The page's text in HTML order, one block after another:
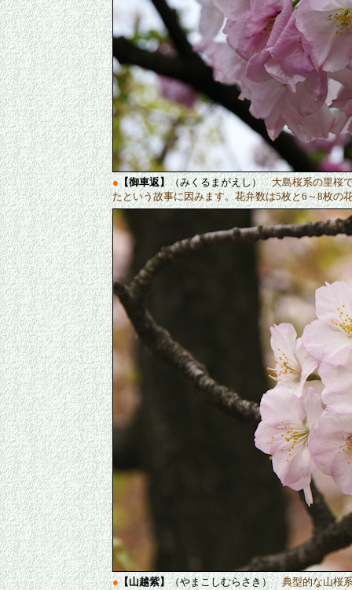
● 【御車返】（みくるまがえし）大島桜系の里桜
たという故事に因みます。花弁数は5枚と6～8枚の
●【山越紫】（やまこしむらさき）典型的な山桜